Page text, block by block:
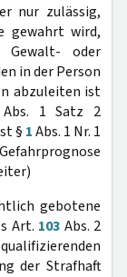
nur zulässig,
gewahrt wird,
Gewalt- oder
in der Person
abzuleiten ist
1 Satz 2
§ 1Abs. 1 Nr. 1
gebotene
Art. 103 Abs. 2
der Strafhaft